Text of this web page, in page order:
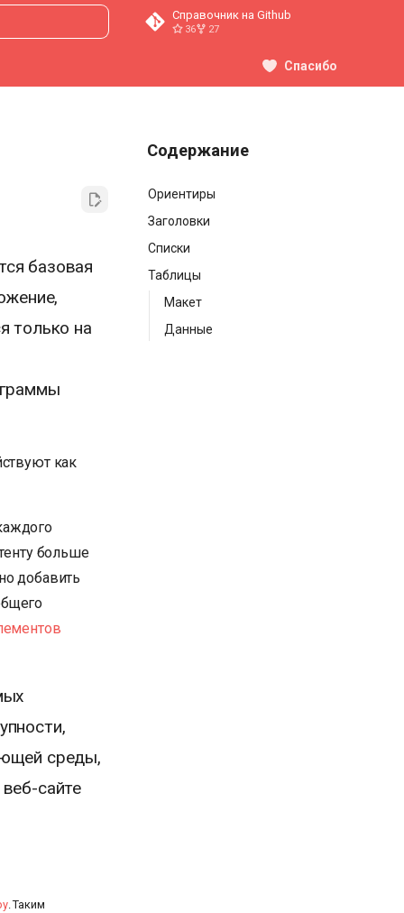
Справочник на Github
36 27
Спасибо
Содержание
Ориентиры
Заголовки
Списки
Таблицы
Макет
Данные
базовая
только на
как
больше
добавить
среды,
сайте
. Таким